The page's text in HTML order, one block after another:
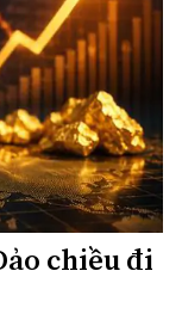
chiều đi